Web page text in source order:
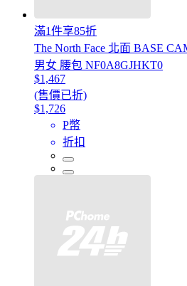
滿1件享85折
The North Face 北面 BASE
男女 腰包 NF0A8GJHKT0
$1,467
(售價已折)
$1,726
P幣
折扣